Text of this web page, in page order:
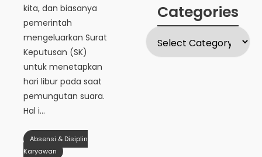
kita, dan biasanya
pemerintah
mengeluarkan Surat
Keputusan (SK)
untuk menetapkan
hari libur pada saat
pemungutan suara.
Hal i...
Absensi & Disiplin
Karyawan
Categories